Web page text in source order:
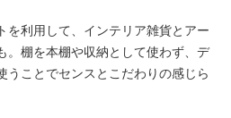
を利用して、インテリア雑貨とアー
。棚を本棚や収納として使わず、デ
うことでセンスとこだわりの感じら